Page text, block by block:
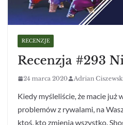
RECENZJE
Recenzja #293
24 marca 2020 Adrian
Kiedy myśleliście, że macie już
problemów z rywalami, na
ktoś, kto zmienia wszystko.